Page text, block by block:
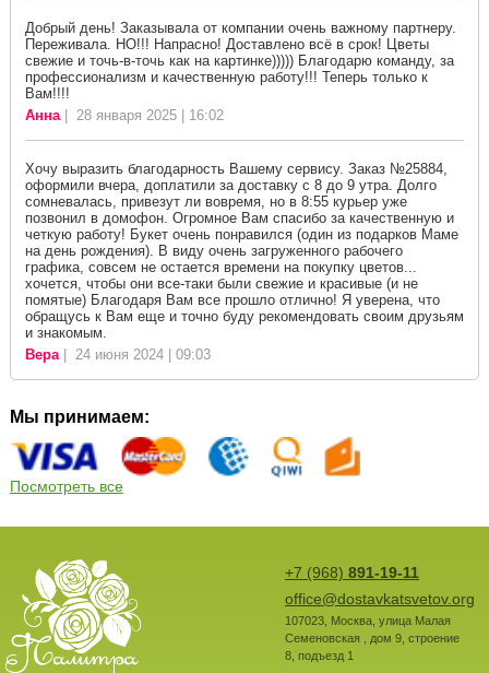
Добрый день! Заказывала от компании очень важному партнеру.
Переживала. НО!!! Напрасно! Доставлено всё в срок! Цветы
свежие и точь-в-точь как на картинке))))) Благодарю команду, за
профессионализм и качественную работу!!! Теперь только к
Вам!!!!
Анна| 28 января 2025 | 16:02
Хочу выразить благодарность Вашему сервису. Заказ №25884,
оформили вчера, доплатили за доставку с 8 до 9 утра. Долго
сомневалась, привезут ли вовремя, но в 8:55 курьер уже
позвонил в домофон. Огромное Вам спасибо за качественную и
четкую работу! Букет очень понравился (один из подарков Маме
на день рождения). В виду очень загруженного рабочего
графика, совсем не остается времени на покупку цветов...
хочется, чтобы они все-таки были свежие и красивые (и не
помятые) Благодаря Вам все прошло отлично! Я уверена, что
обращусь к Вам еще и точно буду рекомендовать своим друзьям
и знакомым.
Вера| 24 июня 2024 | 09:03
Мы принимаем:
Посмотреть все
+7 (968) 891-19-11
office@dostavkatsvetov.org
107023, Москва, улица Малая
Семеновская , дом 9, строение
8, подъезд 1